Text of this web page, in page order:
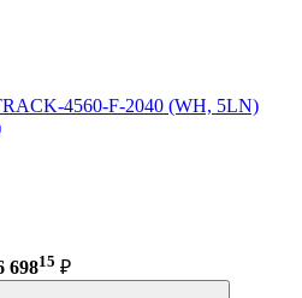
4560-F-2040 (WH, 5LN)
69815 ₽